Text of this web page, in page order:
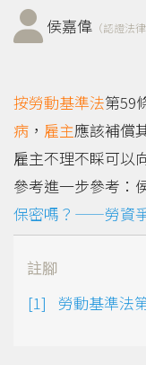
侯嘉偉 （認證法律
按勞動基準法第59
病 ， 雇主應該補償
雇主不理不睬可以
參考進一步參考：
保密嗎？——勞資
註腳
勞動基準法